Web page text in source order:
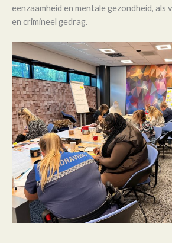
eenzaamheid en mentale gezondheid, als
en crimineel gedrag.